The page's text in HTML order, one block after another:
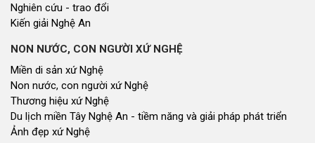
Nghiên cứu - trao đổi
Kiến giải Nghệ An
NON NƯỚC, CON NGƯỜI XỨ NGHỆ
Miền di sản xứ Nghệ
Non nước, con người xứ Nghệ
Thương hiệu xứ Nghệ
Du lịch miền Tây Nghệ An - tiềm năng và giải pháp phát triển
Ảnh đẹp xứ Nghệ